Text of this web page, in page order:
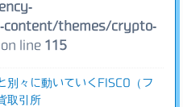
content/themes/crypto-
on line 115
別々に動いていくFISCO（フ
取引所